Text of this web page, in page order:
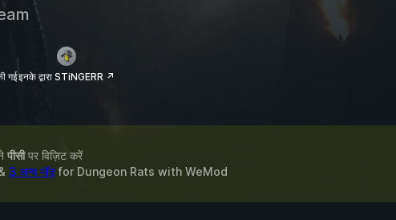
गईइनके द्वारा STiNGERR ↗
पीसीपर विज़िट करें
3 अन्य मॉडfor Dungeon Rats with WeMod